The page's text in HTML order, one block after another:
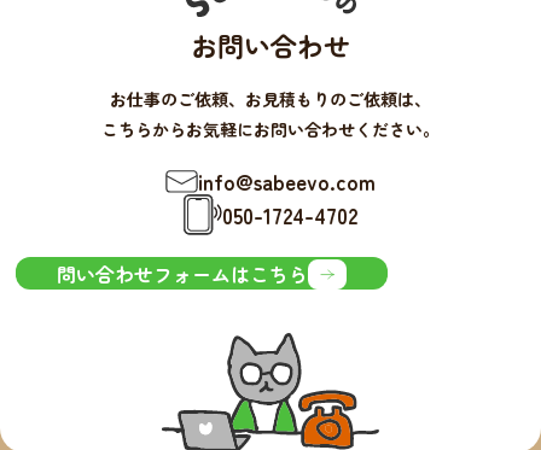
お問い合わせ
お仕事のご依頼、お見積もりのご依頼は、
こちらからお気軽にお問い合わせください。
info@sabeevo.com
050-1724-4702
問い合わせフォームはこちら